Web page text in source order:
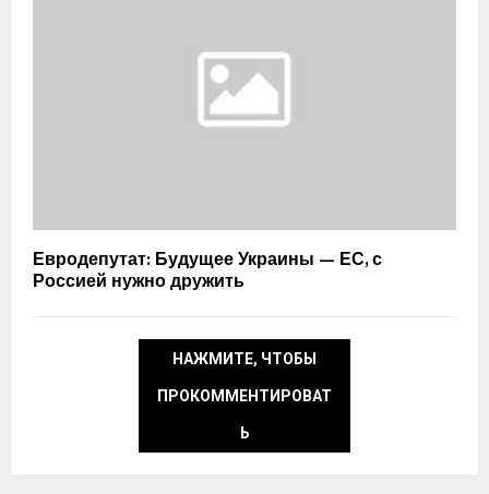
Евродепутат: Будущее Украины — ЕС, с
Россией нужно дружить
НАЖМИТЕ, ЧТОБЫ
ПРОКОММЕНТИРОВАТ
Ь